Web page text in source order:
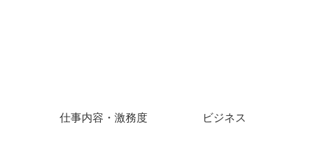
仕事内容・激務度 ビジネス